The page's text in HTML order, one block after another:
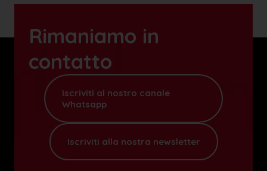
Rimaniamo in
contatto
Iscriviti al nostro canale
Whatsapp
Iscriviti alla nostra newsletter